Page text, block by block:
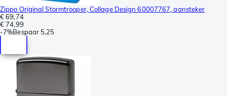
Zippo Original Stormtrooper, Collage Design 60007767, aansteker
€ 69,74
€ 74,99
-7%Bespaar 5,25